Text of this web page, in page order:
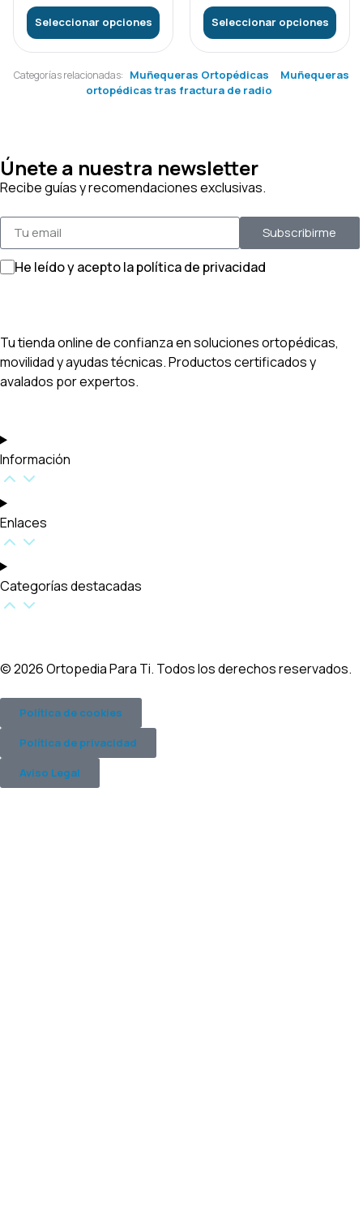
Seleccionar opciones Seleccionar opciones
Categorías relacionadas: Muñequeras Ortopédicas
Muñequeras
ortopédicas tras fractura de radio
Únete a nuestra newsletter
Recibe guías y recomendaciones exclusivas.
He leído y acepto la política de privacidad
Subscribirme
Tu tienda online de confianza en soluciones ortopédicas,
movilidad y ayudas técnicas. Productos certificados y
avalados por expertos.
Información
Enlaces
Categorías destacadas​
© 2026 Ortopedia Para Ti. Todos los derechos reservados.
Política de cookies
Política de privacidad
Aviso Legal